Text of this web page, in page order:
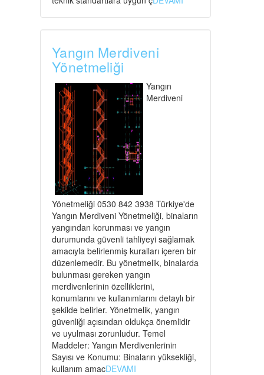
Yangın Merdiveni
Yönetmeliği
Yangın
Merdiveni
Yönetmeliği 0530 842 3938 Türkiye'de
Yangın Merdiveni Yönetmeliği, binaların
yangından korunması ve yangın
durumunda güvenli tahliyeyi sağlamak
amacıyla belirlenmiş kuralları içeren bir
düzenlemedir. Bu yönetmelik, binalarda
bulunması gereken yangın
merdivenlerinin özelliklerini,
konumlarını ve kullanımlarını detaylı bir
şekilde belirler. Yönetmelik, yangın
güvenliği açısından oldukça önemlidir
ve uyulması zorunludur. Temel
Maddeler: Yangın Merdivenlerinin
Sayısı ve Konumu: Binaların yüksekliği,
kullanım amacDEVAMI